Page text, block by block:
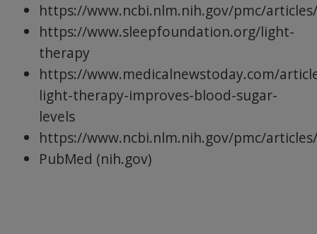
https://www.ncbi.nlm.nih.gov/pmc/
https://www.sleepfoundation.org/light-
therapy
https://www.medicalnewstoday.com/
light-therapy-improves-blood-sugar-
levels
https://www.ncbi.nlm.nih.gov/pmc/
PubMed (nih.gov)